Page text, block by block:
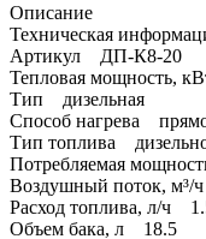
Описание
Техническая
Артикул ДП-К8-20
Тепловая мощность,
Тип дизельная
Способ нагрева
Тип топлива
Потребляемая
Воздушный поток,
Расход топлива, л/ч
Объем бака, л 18.5